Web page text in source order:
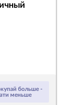
больше -
меньше